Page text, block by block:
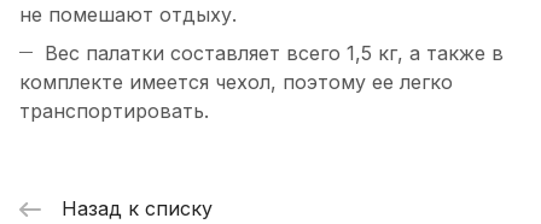
не помешают отдыху.
Вес палатки составляет всего 1,5 кг, а также в
комплекте имеется чехол, поэтому ее легко
транспортировать.
Назад к списку